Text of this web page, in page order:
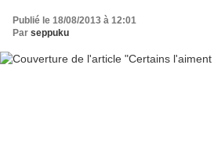
Publié le 18/08/2013 à 12:01
Par seppuku